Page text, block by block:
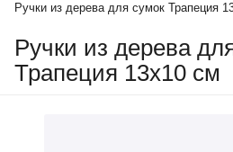
Ручки из дерева для сумок Трапеция
Ручки из дерева
Трапеция 13х10 см